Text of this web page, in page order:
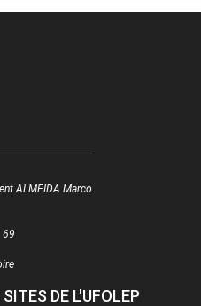
ALMEIDA Marco
69
SITES DE L'UFOLEP